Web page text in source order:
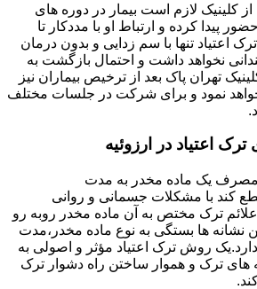
کلینیک لازم است بیمار در دوره های
پیدا کرده و ارتباط او با مددکار تا
اعتیاد تنها با سم زدایی و بدون درمان
نخواهد داشت و احتمال بازگشت به
تهران پاک بعد از ترخیص بیماران نیز
نمود و برای شرکت در جلسات مختلف
اعتیاد در ارزوئیه
یک ماده مخدر به مدت
کند با مشکلات جسمانی و روانی
ترک مختص به آن ماده مخدر روبه رو
ها بستگی به نوع ماده مخدر،مدت
روش ترک اعتیاد مؤثر و اصولی به
های ترک و هموار ساختن راه دشوار ترک